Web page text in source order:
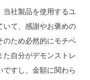
当社製品を使用するユ
いて、感謝やお褒めの
のため必然的にモチベ
た自分がデモンストレ
ですし、金額に関わら